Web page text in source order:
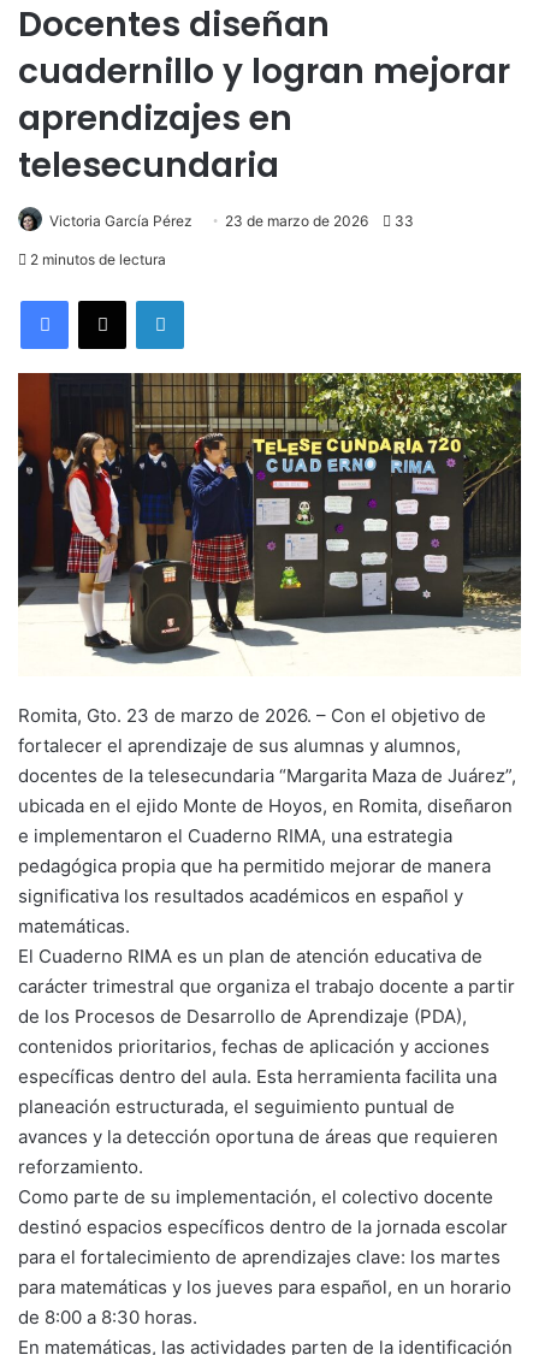
Docentes diseñan
cuadernillo y logran mejorar
aprendizajes en
telesecundaria
Victoria García Pérez 23 de marzo de 2026 33
2 minutos de lectura
LinkedIn
Romita, Gto. 23 de marzo de 2026. – Con el objetivo de
fortalecer el aprendizaje de sus alumnas y alumnos,
docentes de la telesecundaria “Margarita Maza de Juárez”,
ubicada en el ejido Monte de Hoyos, en Romita, diseñaron
e implementaron el Cuaderno RIMA, una estrategia
pedagógica propia que ha permitido mejorar de manera
significativa los resultados académicos en español y
matemáticas.
El Cuaderno RIMA es un plan de atención educativa de
carácter trimestral que organiza el trabajo docente a partir
de los Procesos de Desarrollo de Aprendizaje (PDA),
contenidos prioritarios, fechas de aplicación y acciones
específicas dentro del aula. Esta herramienta facilita una
planeación estructurada, el seguimiento puntual de
avances y la detección oportuna de áreas que requieren
reforzamiento.
Como parte de su implementación, el colectivo docente
destinó espacios específicos dentro de la jornada escolar
para el fortalecimiento de aprendizajes clave: los martes
para matemáticas y los jueves para español, en un horario
de 8:00 a 8:30 horas.
En matemáticas, las actividades parten de la identificación